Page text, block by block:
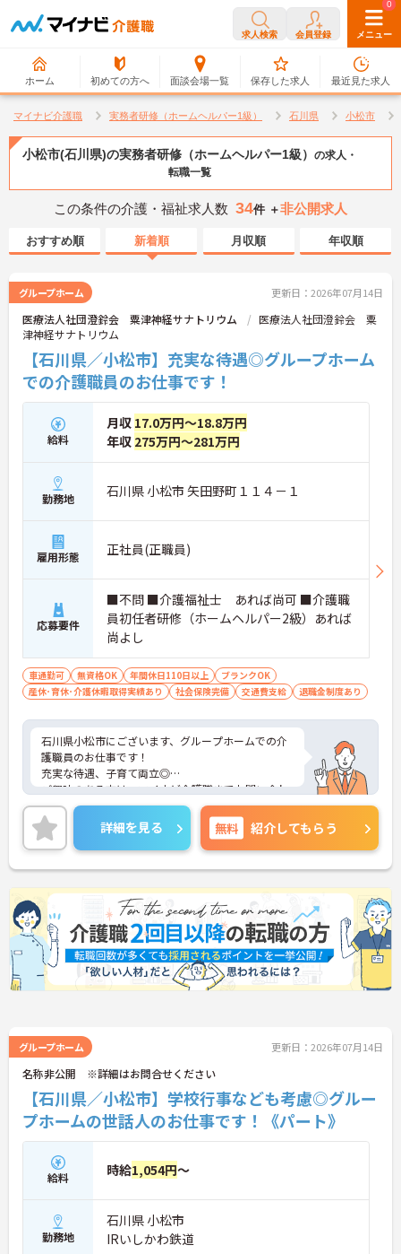
求人検索 会員登録 メニュー
ホーム 初めての方へ 面談会場一覧
0
保存した求人
0
最近見た求人
マイナビ介護職 実務者研修（ホームヘルパー1級） 石川県 小松市
小松市(石川県)の実務者研修（ホームヘルパー1級） の求人・
転職一覧
この条件の介護・福祉求人数 34件 ＋非公開求人
おすすめ順 新着順 月収順 年収順
グループホーム 更新日：2026年07月14日
医療法人社団澄鈴会 粟津神経サナトリウム
医療法人社団澄鈴会 粟
津神経サナトリウム
【石川県／小松市】充実な待遇◎グループホーム
での介護職員のお仕事です！
給料
月収 17.0万円～18.8万円
年収 275万円～281万円
勤務地 石川県 小松市 矢田野町１１４－１
雇用形態 正社員(正職員)
応募要件
■不問 ■介護福祉士 あれば尚可 ■介護職
員初任者研修（ホームヘルパー2級）あれば
尚よし
車通勤可 無資格OK 年間休日110日以上
ブランクOK
産休･育休･介護休暇取得実績あり
社会保険完備 交通費支給 退職金制度あり
石川県小松市にございます、グループホームでの介
護職員のお仕事です！
充実な待遇、子育て両立◎
ご興味のある方は、マイナビ介護職までお問い合わ
せください。
詳細を見る 無料 紹介してもらう
グループホーム 更新日：2026年07月14日
名称非公開 ※詳細はお問合せください
【石川県／小松市】学校行事なども考慮◎グルー
プホームの世話人のお仕事です！《パート》
給料 時給1,054円～
勤務地
石川県 小松市
IRいしかわ鉄道